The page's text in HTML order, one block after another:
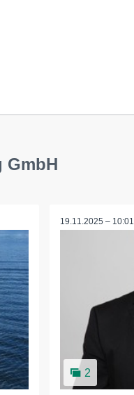
GmbH
19.11.2025 – 10:01
2